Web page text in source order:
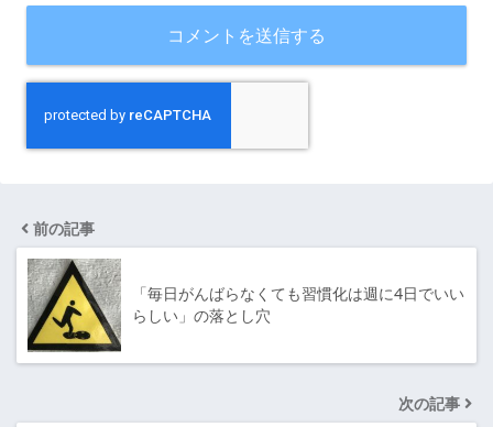
前の記事
「毎日がんばらなくても習慣化は週に4日でいい
らしい」の落とし穴
次の記事